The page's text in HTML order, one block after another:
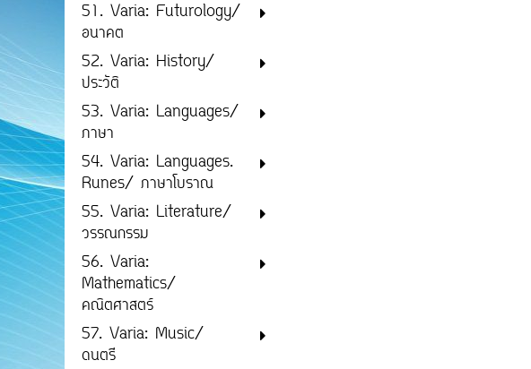
51. Varia: Futurology/
อนาคต
52. Varia: History/
ประวัติ
53. Varia: Languages/
ภาษา
54. Varia: Languages.
Runes/ ภาษาโบราณ
55. Varia: Literature/
วรรณกรรม
56. Varia:
Mathematics/
คณิตศาสตร์
57. Varia: Music/
ดนตรี